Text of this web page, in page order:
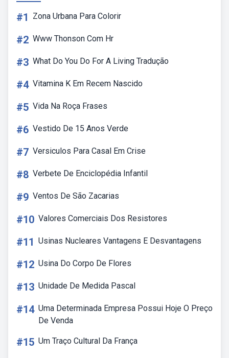
#1 Zona Urbana Para Colorir
#2 Www Thonson Com Hr
#3 What Do You Do For A Living Tradução
#4 Vitamina K Em Recem Nascido
#5 Vida Na Roça Frases
#6 Vestido De 15 Anos Verde
#7 Versiculos Para Casal Em Crise
#8 Verbete De Enciclopédia Infantil
#9 Ventos De São Zacarias
#10 Valores Comerciais Dos Resistores
#11 Usinas Nucleares Vantagens E Desvantagens
#12 Usina Do Corpo De Flores
#13 Unidade De Medida Pascal
#14 Uma Determinada Empresa Possui Hoje O Preço
De Venda
#15 Um Traço Cultural Da França